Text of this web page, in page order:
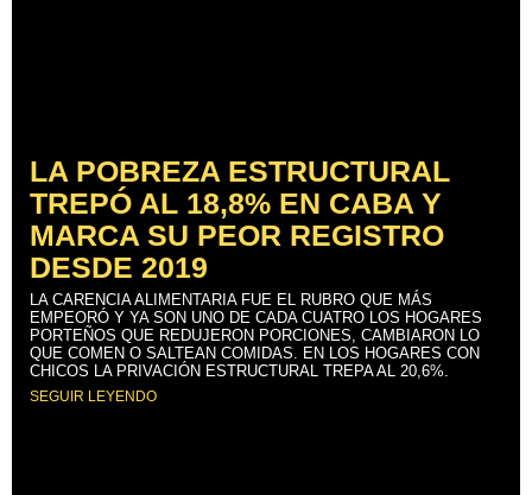
LA POBREZA ESTRUCTURAL
TREPÓ AL 18,8% EN CABA Y
MARCA SU PEOR REGISTRO
DESDE 2019
LA CARENCIA ALIMENTARIA FUE EL RUBRO QUE MÁS
EMPEORÓ Y YA SON UNO DE CADA CUATRO LOS HOGARES
PORTEÑOS QUE REDUJERON PORCIONES, CAMBIARON LO
QUE COMEN O SALTEAN COMIDAS. EN LOS HOGARES CON
CHICOS LA PRIVACIÓN ESTRUCTURAL TREPA AL 20,6%.
SEGUIR LEYENDO